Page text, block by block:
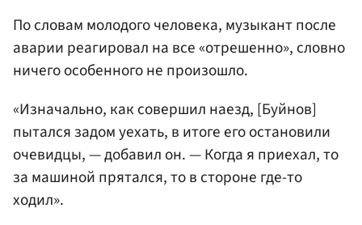
По словам молодого человека, музыкант после
аварии реагировал на все «отрешенно», словно
ничего особенного не произошло.
«Изначально, как совершил наезд, [Буйнов]
пытался задом уехать, в итоге его остановили
очевидцы, — добавил он. — Когда я приехал, то
за машиной прятался, то в стороне где-то
ходил».